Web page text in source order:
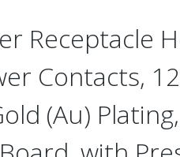
Receptacle
Contacts,
(Au)